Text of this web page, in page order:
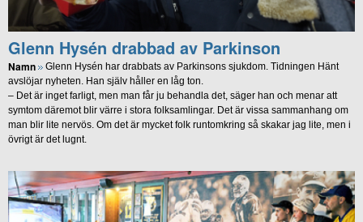
Glenn Hysén drabbad av Parkinson
Namn
Glenn Hysén har drabbats av Parkinsons sjukdom. Tidningen Hänt
avslöjar nyheten. Han själv håller en låg ton.
– Det är inget farligt, men man får ju behandla det, säger han och menar att
symtom däremot blir värre i stora folksamlingar. Det är vissa sammanhang om
man blir lite nervös. Om det är mycket folk runtomkring så skakar jag lite, men i
övrigt är det lugnt.